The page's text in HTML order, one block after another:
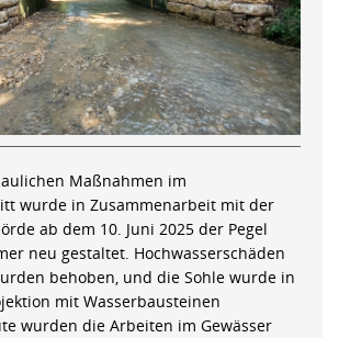
Maßnahmen im
wurde in Zusammenarbeit mit der
ab dem 10. Juni 2025 der Pegel
neu gestaltet. Hochwasserschäden
behoben, und die Sohle wurde in
mit Wasserbausteinen
wurden die Arbeiten im Gewässer